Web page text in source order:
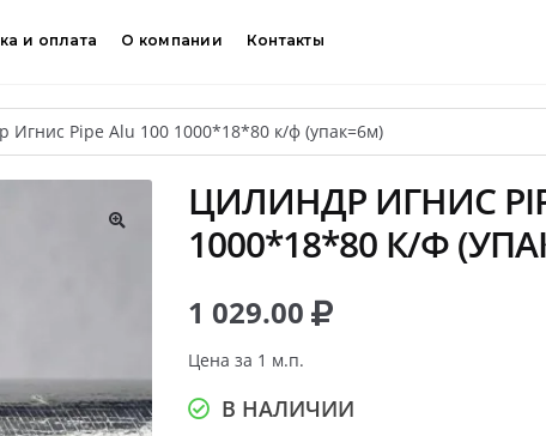
и оплата О компании Контакты
Игнис Pipe Alu 100 1000*18*80 к/ф (упак=6м)
ЦИЛИНДР ИГНИС
1000*18*80 К/Ф
1 029.00
Цена за 1 м.п.
В НАЛИЧИИ